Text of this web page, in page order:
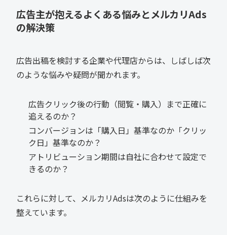
広告主が抱えるよくある悩みとメルカリAds
の解決策
広告出稿を検討する企業や代理店からは、しばしば次
のような悩みや疑問が聞かれます。
広告クリック後の行動（閲覧・購入）まで正確に
追えるのか？
コンバージョンは「購入日」基準なのか「クリッ
ク日」基準なのか？
アトリビューション期間は自社に合わせて設定で
きるのか？
これらに対して、メルカリAdsは次のように仕組みを
整えています。